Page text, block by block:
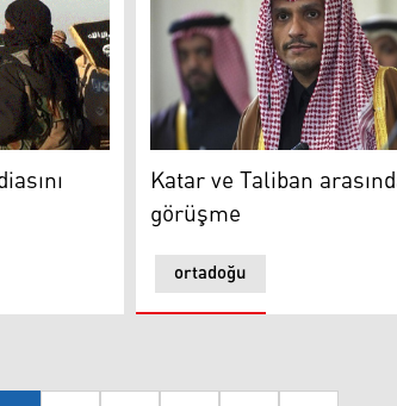
Katar Başbakanı
ortadoğu
Katar ve Taliban
görüşme